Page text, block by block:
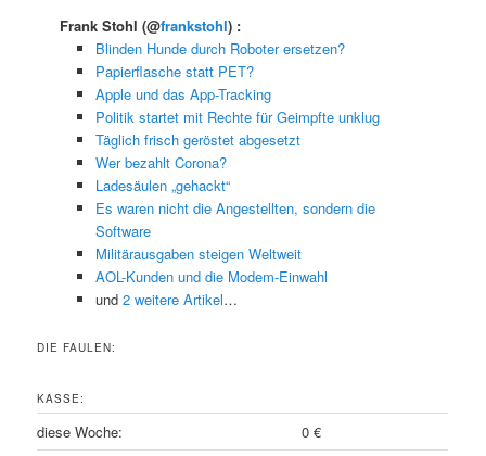
Frank Stohl(@frankstohl) :
Blinden Hunde durch Roboter ersetzen?
Papierflasche statt PET?
Apple und das App-Tracking
Politik startet mit Rechte für Geimpfte unklug
Täglich frisch geröstet abgesetzt
Wer bezahlt Corona?
Ladesäulen „gehackt“
Es waren nicht die Angestellten, sondern die
Software
Militärausgaben steigen Weltweit
AOL-Kunden und die Modem-Einwahl
und 2 weitere Artikel…
DIE FAULEN:
KASSE:
diese Woche:
0 €